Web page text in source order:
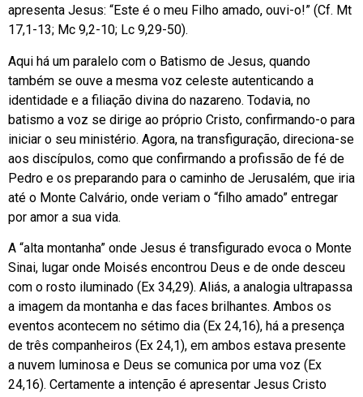
apresenta Jesus: “Este é o meu Filho amado, ouvi-o!” (Cf. Mt
17,1-13; Mc 9,2-10; Lc 9,29-50).
Aqui há um paralelo com o Batismo de Jesus, quando
também se ouve a mesma voz celeste autenticando a
identidade e a filiação divina do nazareno. Todavia, no
batismo a voz se dirige ao próprio Cristo, confirmando-o para
iniciar o seu ministério. Agora, na transfiguração, direciona-se
aos discípulos, como que confirmando a profissão de fé de
Pedro e os preparando para o caminho de Jerusalém, que iria
até o Monte Calvário, onde veriam o “filho amado” entregar
por amor a sua vida.
A “alta montanha” onde Jesus é transfigurado evoca o Monte
Sinai, lugar onde Moisés encontrou Deus e de onde desceu
com o rosto iluminado (Ex 34,29). Aliás, a analogia ultrapassa
a imagem da montanha e das faces brilhantes. Ambos os
eventos acontecem no sétimo dia (Ex 24,16), há a presença
de três companheiros (Ex 24,1), em ambos estava presente
a nuvem luminosa e Deus se comunica por uma voz (Ex
24,16). Certamente a intenção é apresentar Jesus Cristo